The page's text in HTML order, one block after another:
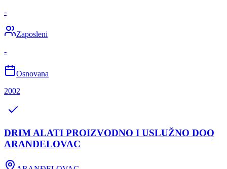
-
Zaposleni
-
Osnovana
2002
DRIM ALATI PROIZVODNO I USLUŽNO DOO
ARANĐELOVAC